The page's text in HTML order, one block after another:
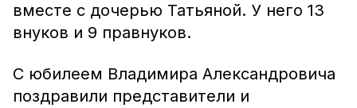
вместе с дочерью Татьяной. У него 13
внуков и 9 правнуков.
С юбилеем Владимира Александровича
поздравили представители и